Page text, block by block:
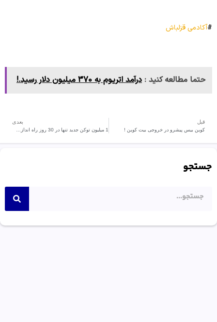
#آکادمی قزلباش
حتما مطالعه کنید : درآمد اتریوم به 370 میلیون دلار رسید.!
قبل
کوین بیس پیشرو در خروجی بیت کوین !
بعدی
جستجو